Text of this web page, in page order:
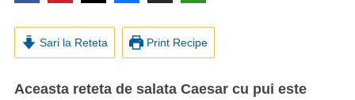
Sari la Reteta Print Recipe
Aceasta reteta de salata Caesar cu pui este